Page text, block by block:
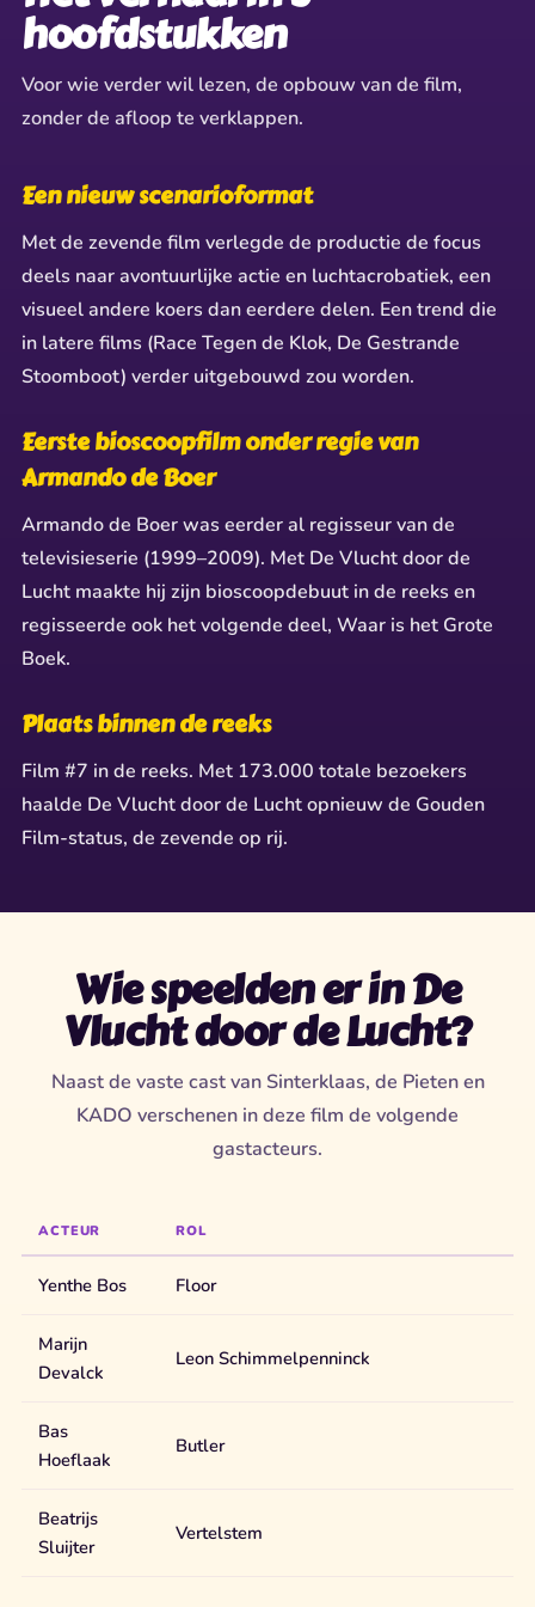
hoofdstukken
Voor wie verder wil lezen, de opbouw van de film,
zonder de afloop te verklappen.
Een nieuw scenarioformat
Met de zevende film verlegde de productie de focus
deels naar avontuurlijke actie en luchtacrobatiek, een
visueel andere koers dan eerdere delen. Een trend die
in latere films (Race Tegen de Klok, De Gestrande
Stoomboot) verder uitgebouwd zou worden.
Eerste bioscoopfilm onder regie van
Armando de Boer
Armando de Boer was eerder al regisseur van de
televisieserie (1999–2009). Met De Vlucht door de
Lucht maakte hij zijn bioscoopdebuut in de reeks en
regisseerde ook het volgende deel, Waar is het Grote
Boek.
Plaats binnen de reeks
Film #7 in de reeks. Met 173.000 totale bezoekers
haalde De Vlucht door de Lucht opnieuw de Gouden
Film-status, de zevende op rij.
Wie speelden er in De
Vlucht door de Lucht?
Naast de vaste cast van Sinterklaas, de Pieten en
KADO verschenen in deze film de volgende
gastacteurs.
ACTEUR ROL
Yenthe Bos Floor
Marijn
Devalck
Leon Schimmelpenninck
Bas
Hoeflaak
Butler
Beatrijs
Sluijter
Vertelstem